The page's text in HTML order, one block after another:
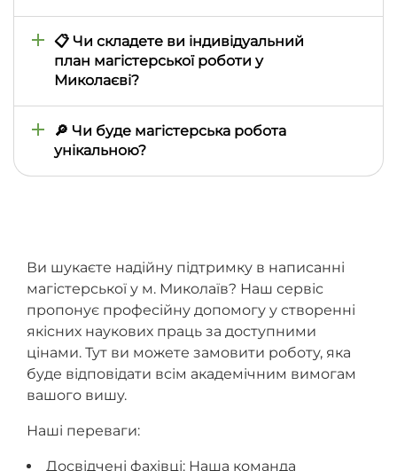
виправлення, доповнять текст чи адаптують його,
щоб робота у Миколаєві відповідала вимогам
викладачів.
📋 Чи складете ви індивідуальний
план магістерської роботи у
Миколаєві?
який можна буде узгодити з науковим
керівником у Миколаєві перед основним
написанням.
🔎 Чи буде магістерська робота
унікальною?
Ви шукаєте надійну підтримку в написанні
магістерської у м. Миколаїв? Наш сервіс
пропонує професійну допомогу у створенні
якісних наукових праць за доступними
цінами. Тут ви можете замовити роботу, яка
буде відповідати всім академічним вимогам
вашого вишу.
Наші переваги:
Досвідчені фахівці: Наша команда